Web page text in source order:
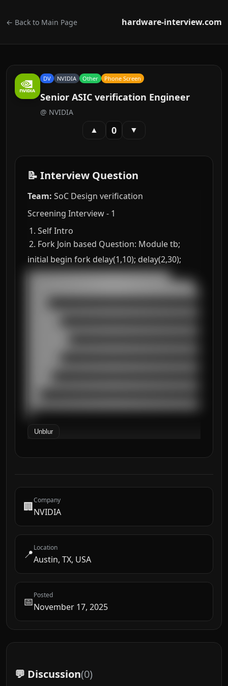
← Back to Main Page hardware-interview.com
DV NVIDIA Other Phone Screen
Senior ASIC verification Engineer
@ NVIDIA
▲ 0 ▼
📝 Interview Question
Team: SoC Design verification
Screening Interview - 1
Self Intro
Fork Join based Question: Module tb;
initial begin fork delay(1,10); delay(2,30);
███████████████████████████████████
█████████████████████████████████████████
██████████████████████████████████████████
Unblur
🏢Company
NVIDIA
📍Location
Austin, TX, USA
📅Posted
November 17, 2025
💬 Discussion(0)